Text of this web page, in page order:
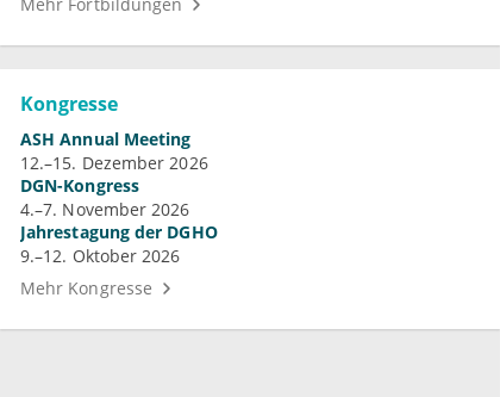
Kongresse
ASH Annual Meeting
12.–15. Dezember 2026
DGN-Kongress
4.–7. November 2026
Jahrestagung der DGHO
9.–12. Oktober 2026
Mehr Kongresse